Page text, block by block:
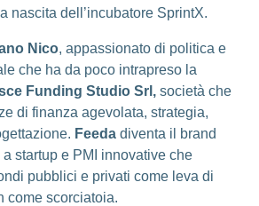
nascita dell’incubatore SprintX.
Nico, appassionato di politica e
che ha da poco intrapreso la
Funding Studio Srl, società che
di finanza agevolata, strategia,
Feeda diventa il brand
startup e PMI innovative che
pubblici e privati come leva di
come scorciatoia.